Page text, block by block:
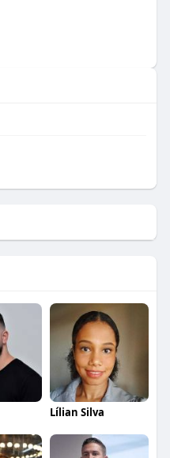
Lílian Silva